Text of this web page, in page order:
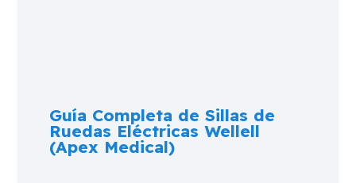
Guía Completa de Sillas de
Ruedas Eléctricas Wellell
(Apex Medical)